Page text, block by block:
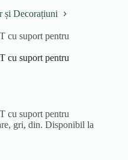
și Decorațiuni
cu suport pentru
cu suport pentru
cu suport pentru
gri, din. Disponibil la